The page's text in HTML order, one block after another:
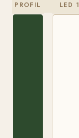
PROFIL LED 1